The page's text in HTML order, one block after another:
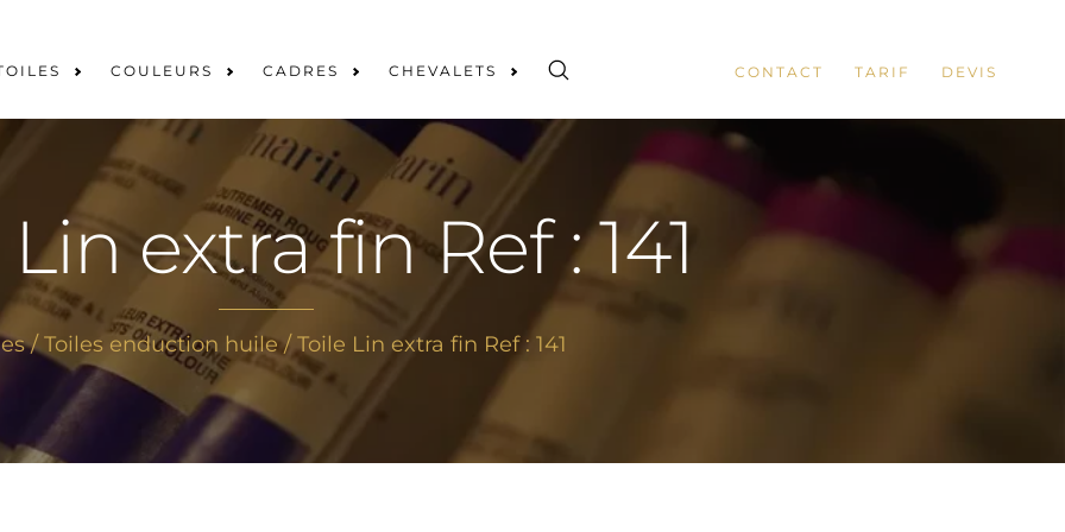
COULEURS CADRES CHEVALETS CONTACT TARIF DEVIS
extra fin Ref : 141
/Toiles enduction huile/ Toile Lin extra fin Ref : 141